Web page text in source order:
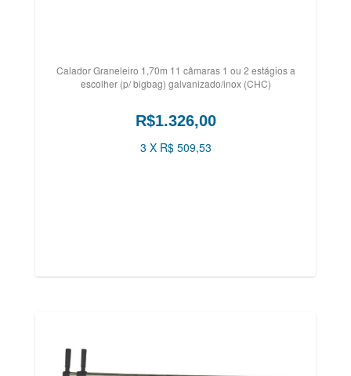
Calador Graneleiro 1,70m 11 câmaras 1 ou 2 estágios a
escolher (p/ bigbag) galvanizado/inox (CHC)
R$1.326,00
3 X R$ 509,53